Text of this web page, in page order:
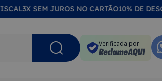
SEM JUROS NO CARTÃO 10% DE DESCONTO
Verificada por